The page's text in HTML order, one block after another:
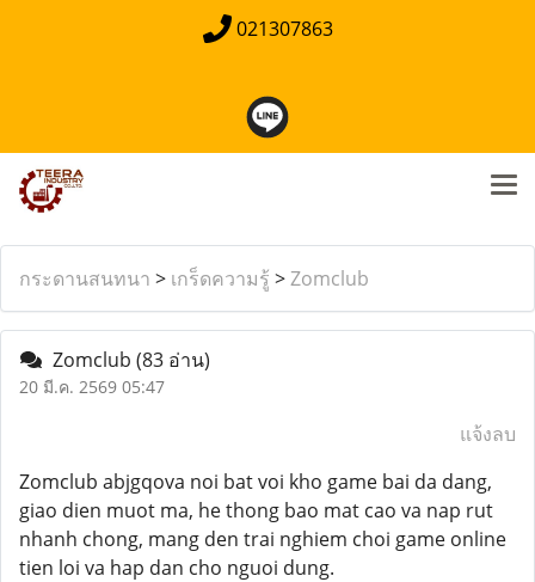
021307863
กระดานสนทนา > เกร็ดความรู้ >Zomclub
Zomclub (83 อ่าน)
20 มี.ค. 2569 05:47
แจ้งลบ
Zomclub abjgqova noi bat voi kho game bai da dang,
giao dien muot ma, he thong bao mat cao va nap rut
nhanh chong, mang den trai nghiem choi game online
tien loi va hap dan cho nguoi dung.